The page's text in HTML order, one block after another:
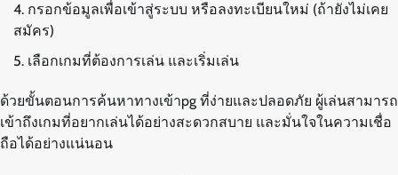
กรอกข้อมูลเพื่อเข้าสู่ระบบ หรือลงทะเบียนใหม่ (ถ้ายังไม่เคย
สมัคร)
เลือกเกมที่ต้องการเล่น และเริ่มเล่น
ด้วยขั้นตอนการค้นหาทางเข้าpg ที่ง่ายและปลอดภัย ผู้เล่นสามารถ
เข้าถึงเกมที่อยากเล่นได้อย่างสะดวกสบาย และมั่นใจในความเชื่อ
ถือได้อย่างแน่นอน